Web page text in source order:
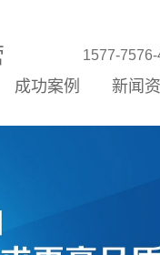
1577-
成功案例 新闻
网站优化